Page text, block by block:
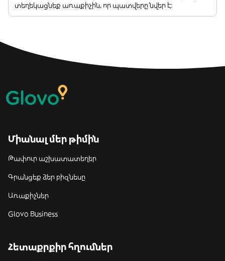
տեղեկացնեք առաքիչին, որ պատվերը նվեր է:
Միանալ մեր թիմին
Թափուր աշխատատեղեր
Գրանցեք ձեր բիզնեսը
Առաքիչներ
Glovo Business
Հետաքրքիր հղումներ